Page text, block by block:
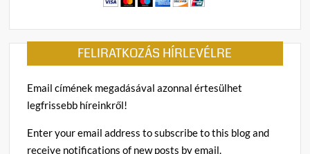
FELIRATKOZÁS HÍRLEVÉLRE
Email címének megadásával azonnal értesülhet
legfrissebb híreinkről!
Enter your email address to subscribe to this blog and
receive notifications of new posts by email.